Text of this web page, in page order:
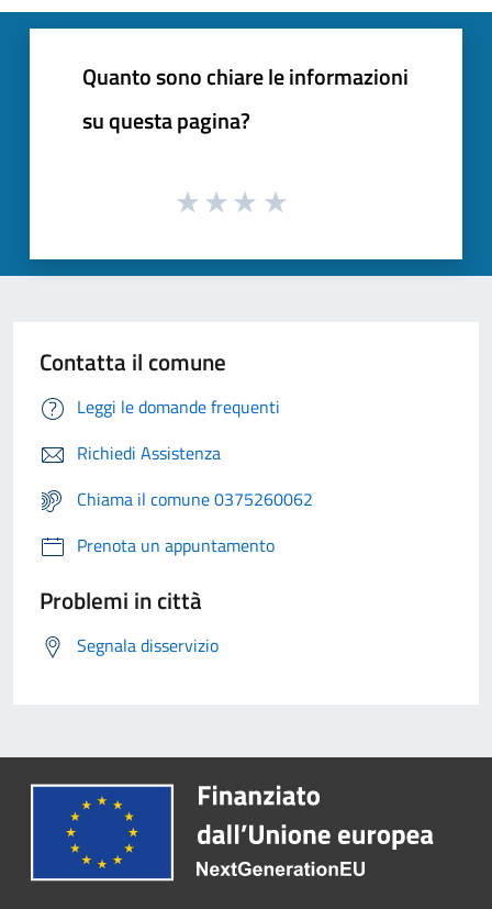
Quanto sono chiare le informazioni
su questa pagina?
Contatta il comune
Leggi le domande frequenti
Richiedi Assistenza
Chiama il comune 0375260062
Prenota un appuntamento
Problemi in città
Segnala disservizio